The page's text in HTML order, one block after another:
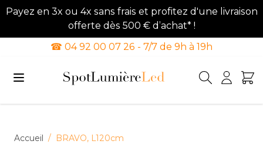
Payez en 3x ou 4x sans frais et profitez d'une livraison
offerte dès 500 € d’achat* !
☎ 04 92 00 07 26 - 7/7 de 9h à 19h
Accueil / BRAVO, L120cm